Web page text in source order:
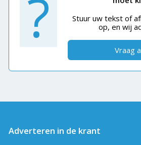
?
Stuur uw tekst of
op, en wij
Vraag
Adverteren in de krant